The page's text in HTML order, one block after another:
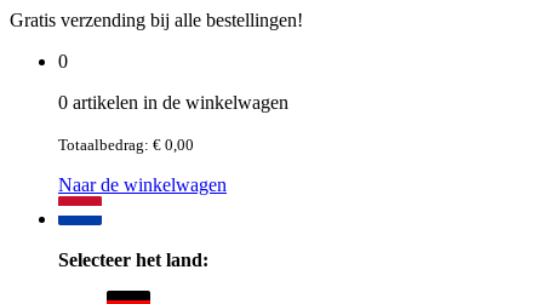
Gratis verzending bij alle bestellingen!
0
0 artikelen in de winkelwagen
Totaalbedrag: € 0,00
Naar de winkelwagen
Selecteer het land: